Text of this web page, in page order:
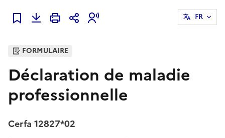
Ajouter à mes favoris
FR
FORMULAIRE
Déclaration de maladie
professionnelle
Cerfa 12827*02